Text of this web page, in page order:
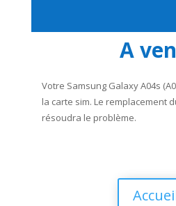
A
Votre Samsung Galaxy A04s
la carte sim. Le remplacement
résoudra le problème.